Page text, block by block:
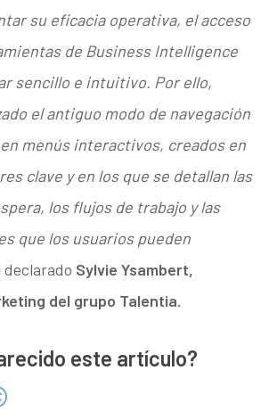
su eficacia operativa, el acceso
de Business Intelligence
sencillo e intuitivo. Por ello,
el antiguo modo de navegación
menús interactivos, creados en
clave y en los que se detallan las
los flujos de trabajo y las
que los usuarios pueden
declarado Sylvie Ysambert,
del grupo Talentia.
este artículo?